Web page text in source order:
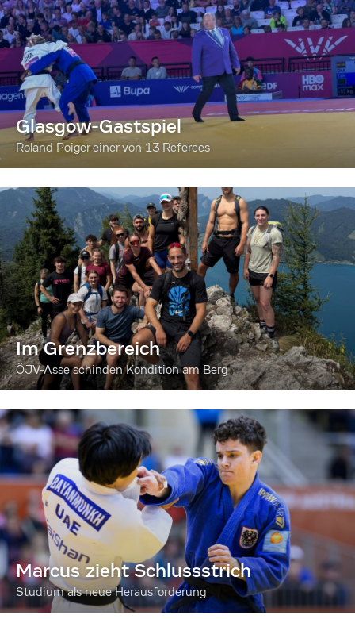
Glasgow-Gastspiel
Roland Poiger einer von 13 Referees
Im Grenzbereich
ÖJV-Asse schinden Kondition am Berg
Marcus zieht Schlussstrich
Studium als neue Herausforderung